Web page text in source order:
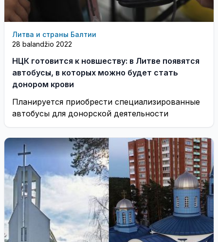
Литва и страны Балтии
28 balandžio 2022
НЦК готовится к новшеству: в Литве появятся
автобусы, в которых можно будет стать
донором крови
Планируется приобрести специализированные
автобусы для донорской деятельности